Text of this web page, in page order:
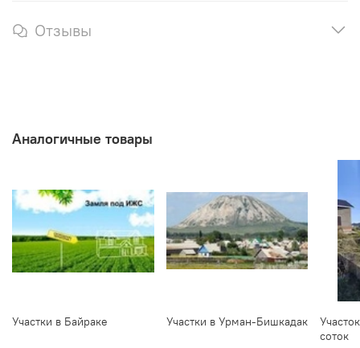
Отзывы
Аналогичные товары
Участки в Байраке Участки в Урман-Бишкадак
соток